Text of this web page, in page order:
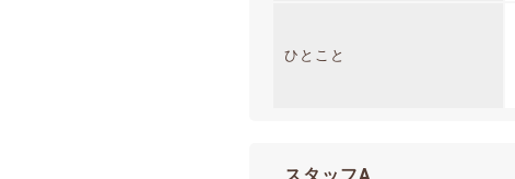
ひとこと